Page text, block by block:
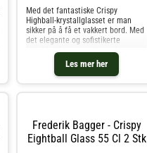
Les mer her
Med det fantastiske Crispy
Highball-krystallglasset er man
sikker på å få et vakkert bord. Med
det elegante og sofistikerte
uttrykket kan man nyte enhver
form for drikke, enten det er et
glass iskaldt vann eller en vakker
drink på festen.
Frederik Bagger - Crispy
Eightball Glass 55 Cl 2 Stk